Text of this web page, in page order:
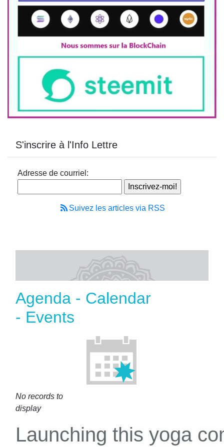
S'inscrire à l'Info Lettre
Adresse de courriel:
Suivez les articles via RSS
Agenda - Calendar
- Events
No records to
display
Launching this yoga